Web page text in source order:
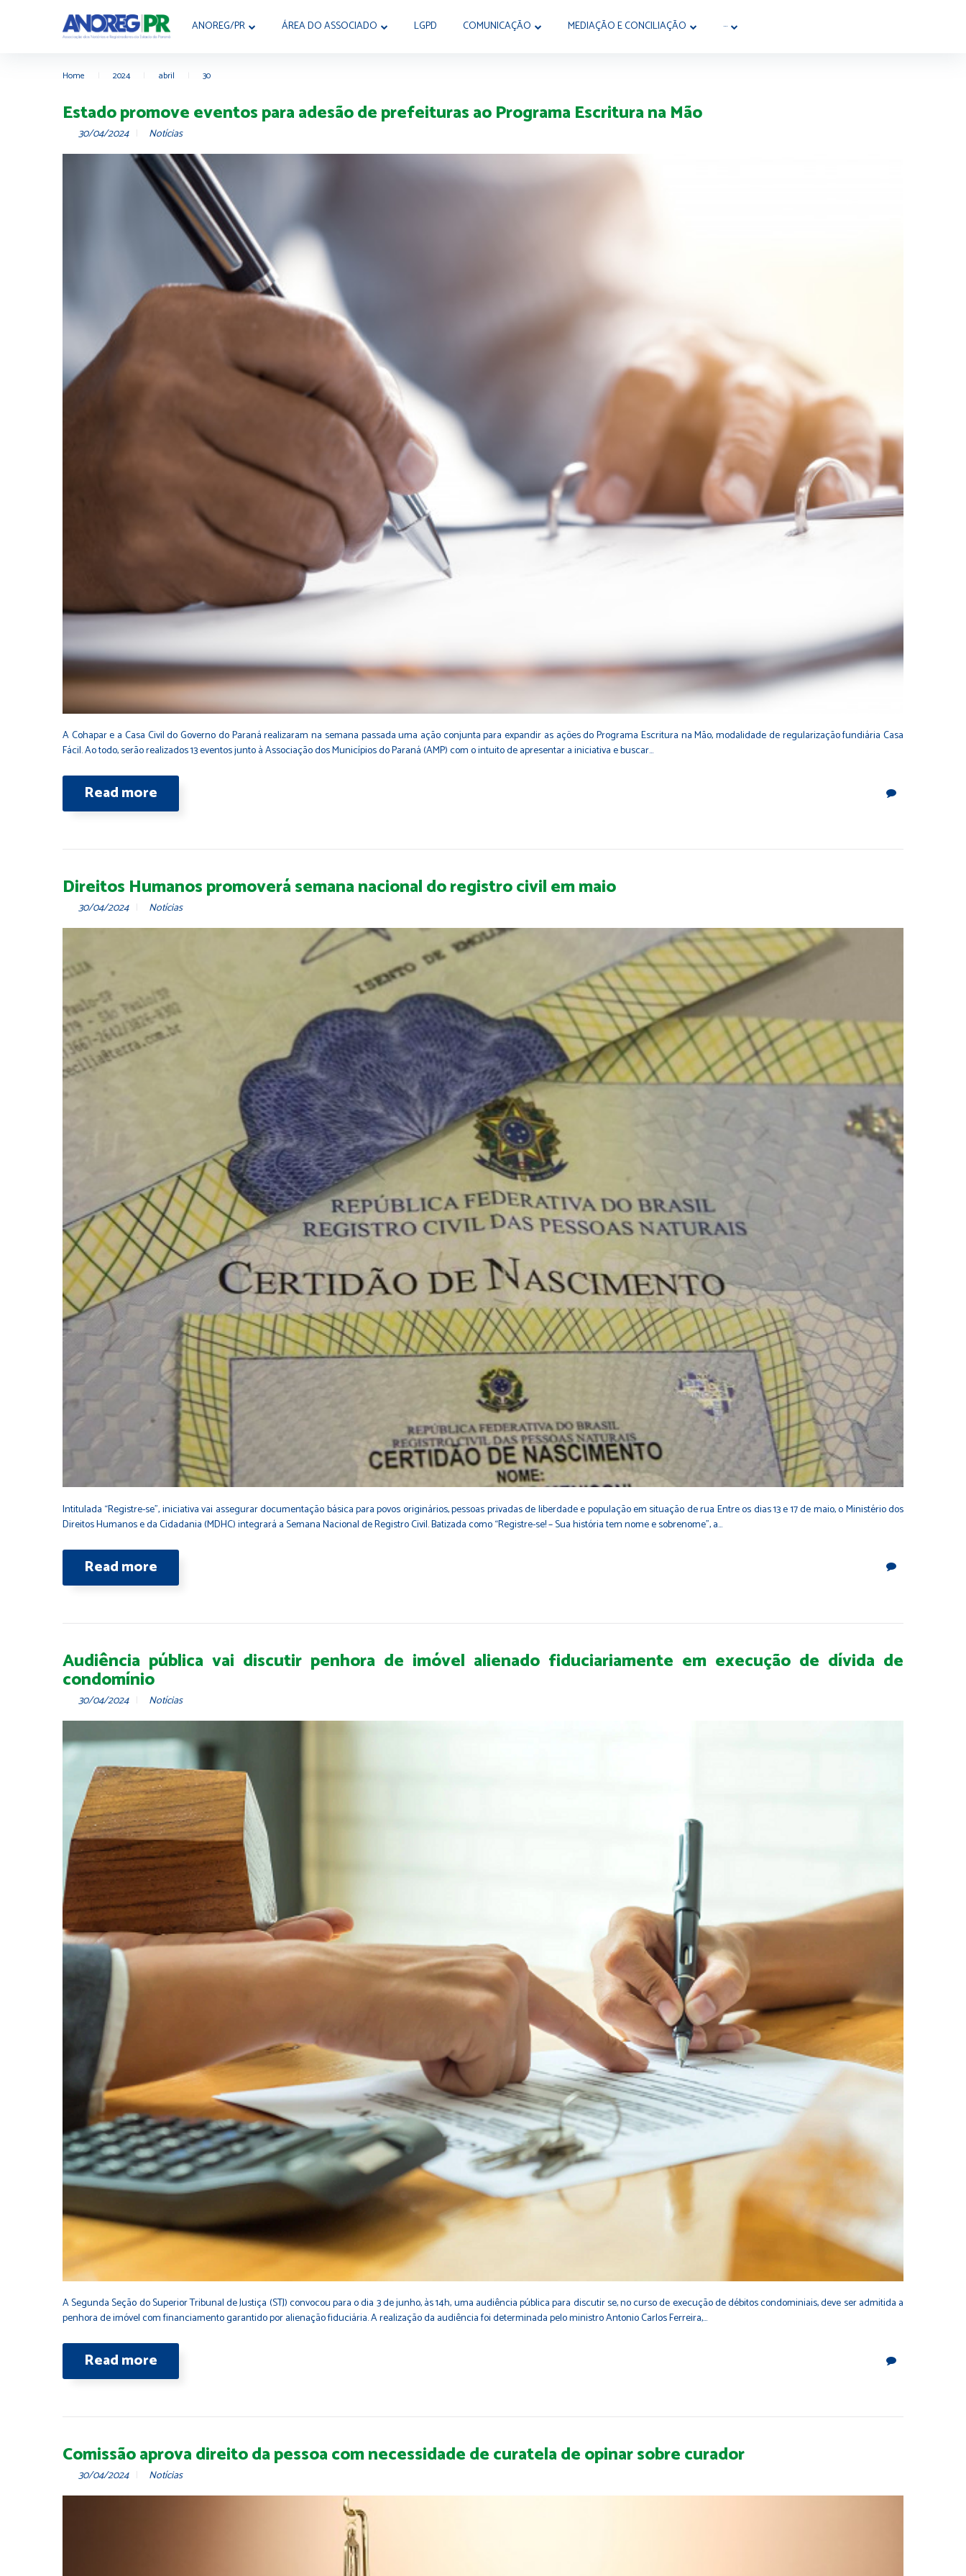
ANOREG/PR ÁREA DO ASSOCIADO LGPD COMUNICAÇÃO MEDIAÇÃO E CONCILIAÇÃO ···
Home 2024 abril 30
Estado promove eventos para adesão de prefeituras ao Programa Escritura na Mão
30/04/2024 Notícias
A Cohapar e a Casa Civil do Governo do Paraná realizaram na semana passada uma ação conjunta para expandir as ações do Programa Escritura na Mão, modalidade de regularização fundiária Casa
Fácil. Ao todo, serão realizados 13 eventos junto à Associação dos Municípios do Paraná (AMP) com o intuito de apresentar a iniciativa e buscar…
Read more
Direitos Humanos promoverá semana nacional do registro civil em maio
30/04/2024 Notícias
Intitulada “Registre-se”, iniciativa vai assegurar documentação básica para povos originários, pessoas privadas de liberdade e população em situação de rua Entre os dias 13 e 17 de maio, o Ministério dos
Direitos Humanos e da Cidadania (MDHC) integrará a Semana Nacional de Registro Civil. Batizada como “Registre-se! – Sua história tem nome e sobrenome”, a…
Read more
Audiência pública vai discutir penhora de imóvel alienado fiduciariamente em execução de dívida de
condomínio
30/04/2024 Notícias
A Segunda Seção do Superior Tribunal de Justiça (STJ) convocou para o dia 3 de junho, às 14h, uma audiência pública para discutir se, no curso de execução de débitos condominiais, deve ser admitida a
penhora de imóvel com financiamento garantido por alienação fiduciária. A realização da audiência foi determinada pelo ministro Antonio Carlos Ferreira,…
Read more
Comissão aprova direito da pessoa com necessidade de curatela de opinar sobre curador
30/04/2024 Notícias